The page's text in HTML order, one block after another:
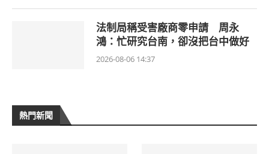
法制局稱受害廠商零申請 周永
鴻：忙研究台南，卻沒把台中做好
2026-08-06 14:37
熱門新聞